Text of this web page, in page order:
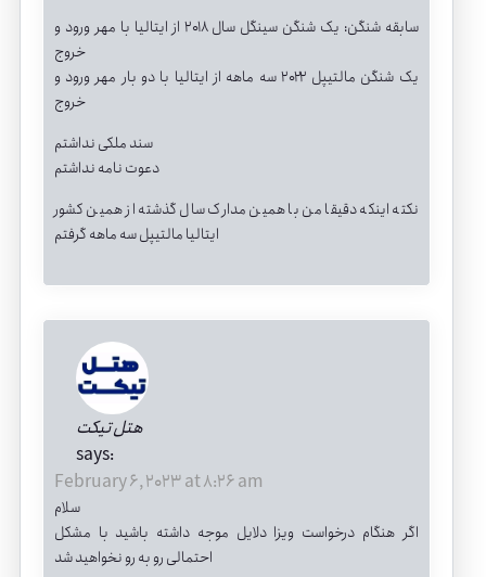
سابقه شنگن: یک شنگن سینگل سال ۲۰۱۸ از ایتالیا با مهر ورود و
خروج
یک شنگن مالتیپل ۲۰۲۲ سه ماهه از ایتالیا با دو بار مهر ورود و
خروج
سند ملکی نداشتم
دعوت نامه نداشتم
نکته اینکه دقیقا من با همین مدارک سال گذشته از همین کشور
ایتالیا مالتیپل سه ماهه گرفتم
هتل تیکت
says:
February 6, 2023 at 8:26 am
سلام
اگر هنگام درخواست ویزا دلایل موجه داشته باشید با مشکل
احتمالی رو به رو نخواهید شد